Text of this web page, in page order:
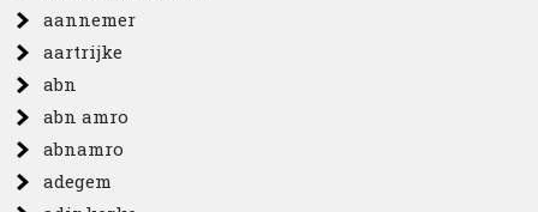
aannemer
aartrijke
abn
abn amro
abnamro
adegem